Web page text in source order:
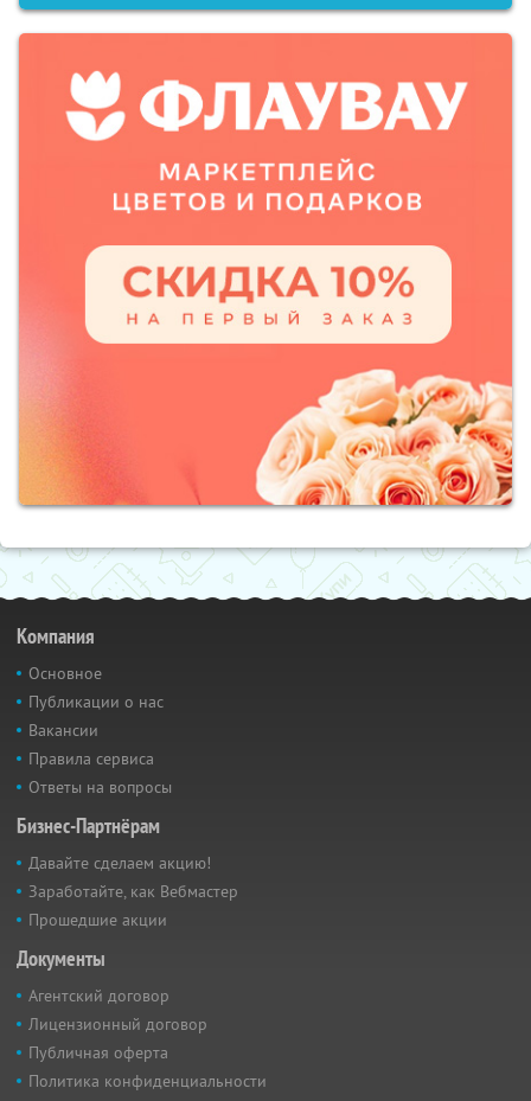
Компания
Основное
Публикации о нас
Вакансии
Правила сервиса
Ответы на вопросы
Бизнес-Партнёрам
Давайте сделаем акцию!
Заработайте, как Вебмастер
Прошедшие акции
Документы
Агентский договор
Лицензионный договор
Публичная оферта
Политика конфиденциальности